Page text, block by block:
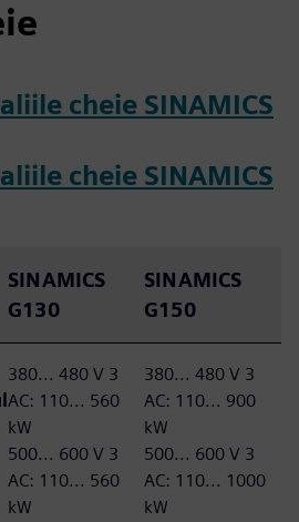
cheie SINAMICS
cheie SINAMICS
SINAMICS
G130
SINAMICS
G150
380... 480 V 3
AC: 110... 560
kW
500... 600 V 3
AC: 110... 560
kW
380... 480 V 3
AC: 110... 900
kW
500... 600 V 3
AC: 110... 1000
kW